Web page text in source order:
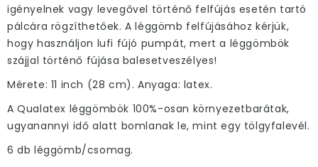
igényelnek vagy levegővel történő felfújás esetén tartó
pálcára rögzíthetőek. A léggömb felfújásához kérjük,
hogy használjon lufi fújó pumpát, mert a léggömbök
szájjal történő fújása balesetveszélyes!
Mérete: 11 inch (28 cm). Anyaga: latex.
A Qualatex léggömbök 100%-osan környezetbarátak,
ugyanannyi idő alatt bomlanak le, mint egy tölgyfalevél.
6 db léggömb/csomag.